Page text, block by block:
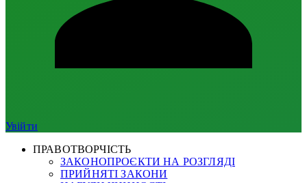
Увійти
ПРАВОТВОРЧІСТЬ
ЗАКОНОПРОЄКТИ НА РОЗГЛЯДІ
ПРИЙНЯТІ ЗАКОНИ